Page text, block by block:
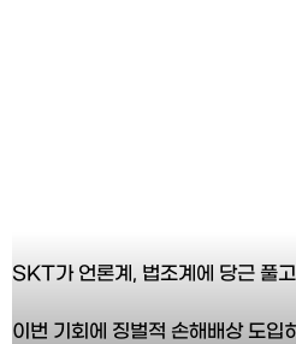
SKT가 언론계, 법조계에 당근 풀
이번 기회에 징벌적 손해배상 도입